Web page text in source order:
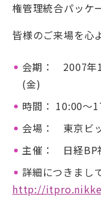
権管理統合パッケ
皆様のご来場を心
会期： 2007年
(金)
時間： 10:00〜
会場： 東京ビ
主催： 日経BP
詳細につきまし